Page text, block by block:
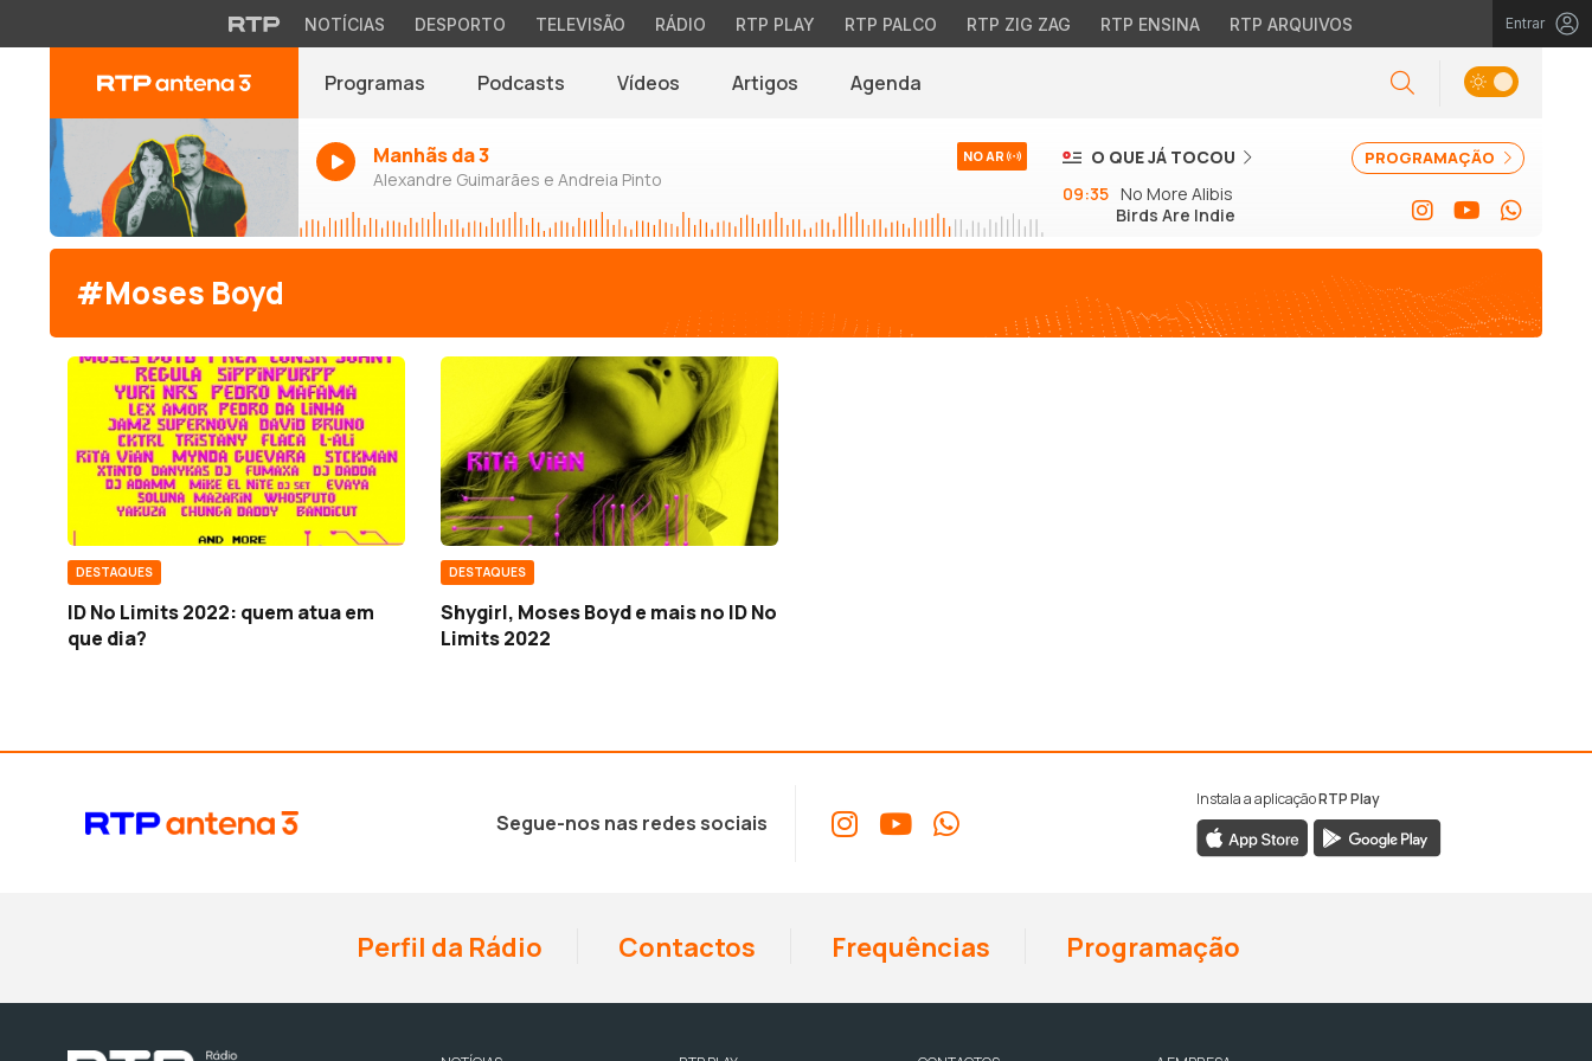
NOTÍCIAS DESPORTO TELEVISÃO RÁDIO RTP PLAY RTP PALCO RTP ZIG ZAG RTP ENSINA RTP ARQUIVOS Entrar
Programas Podcasts Vídeos Artigos Agenda
Manhãs da 3
Alexandre Guimarães e Andreia Pinto
NO AR PROGRAMAÇÃO
O QUE JÁ TOCOU
09:35 No More Alibis
Birds Are Indie
#Moses Boyd
DESTAQUES
ID No Limits 2022: quem atua em
que dia?
DESTAQUES
Shygirl, Moses Boyd e mais no ID No
Limits 2022
Segue-nos nas redes sociais
Instala a aplicaçãoRTP Play
Perfil da Rádio Contactos Frequências Programação